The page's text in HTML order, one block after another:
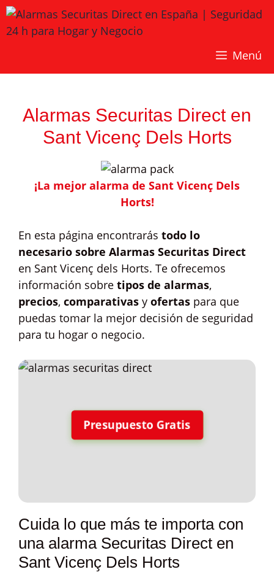
Saltar
al
contenido
Menú
Alarmas Securitas Direct en
Sant Vicenç Dels Horts
¡La mejor alarma de Sant Vicenç Dels
Horts!
En esta página encontrarás todo lo
necesario sobre Alarmas Securitas Direct
en Sant Vicenç dels Horts. Te ofrecemos
información sobre tipos de alarmas,
precios, comparativas y ofertas para que
puedas tomar la mejor decisión de seguridad
para tu hogar o negocio.
Presupuesto Gratis
Cuida lo que más te importa con
una alarma Securitas Direct en
Sant Vicenç Dels Horts